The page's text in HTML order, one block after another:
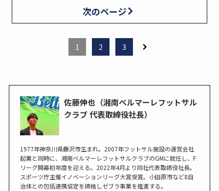
次のページ
1 2 3
佐藤伸也（湘南ベルマーレフットサル
クラブ 代表取締役社長）
1977年神奈川県藤沢市生まれ。2007年フットサル施設の運営会社
起業と同時に、湘南ベルマーレフットサルクラブのGMに就任し、F
リーグ開幕初年度を迎える。2022年4月より同社代表取締役社長。
スポーツ庁主催イノベーションリーグ大賞受賞。小田原市など8自
治体との包括連携協定を締結しゼブラ事業を推進する。